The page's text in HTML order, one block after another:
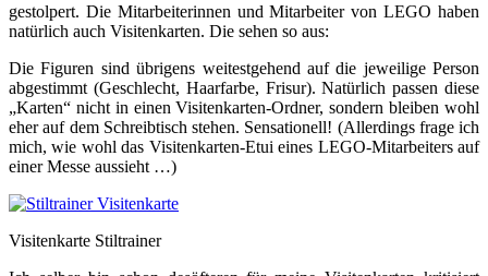
gestolpert. Die Mitarbeiterinnen und Mitarbeiter von LEGO haben
natürlich auch Visitenkarten. Die sehen so aus:
Die Figuren sind übrigens weitestgehend auf die jeweilige Person
abgestimmt (Geschlecht, Haarfarbe, Frisur). Natürlich passen diese
„Karten“ nicht in einen Visitenkarten-Ordner, sondern bleiben wohl
eher auf dem Schreibtisch stehen. Sensationell! (Allerdings frage ich
mich, wie wohl das Visitenkarten-Etui eines LEGO-Mitarbeiters auf
einer Messe aussieht …)
Visitenkarte Stiltrainer